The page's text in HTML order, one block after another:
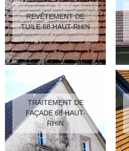
REVÊTEMENT DE
TUILE 68 HAUT-RHIN
TRAITEMENT DE
FAÇADE 68 HAUT-
RHIN